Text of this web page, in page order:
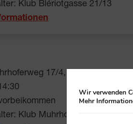
Klub Blériotgasse 21/13
17/4, 1110 Wien
Klub Muhrhoferweg 17/4
Wir verwenden
Mehr